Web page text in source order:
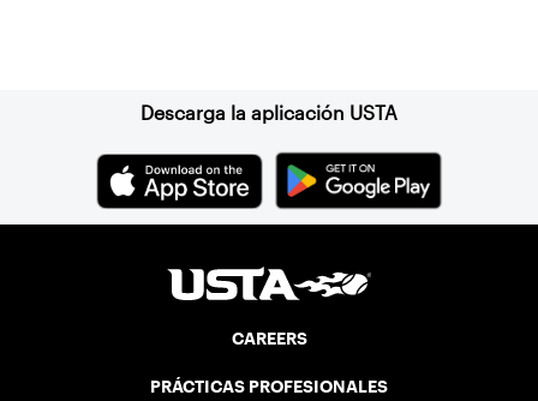
Descarga la aplicación USTA
CAREERS
PRÁCTICAS PROFESIONALES